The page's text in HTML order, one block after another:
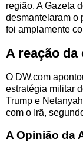
região. A Gazeta
desmantelaram o
foi amplamente
A reação da
O DW.com
estratégia militar
Trump e
com o Irã,
A Opinião da